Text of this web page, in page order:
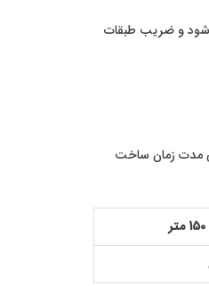
شود و ضریب طبقات
در مجموع 24 قسط تعریف شده است یعنی مدت زمان ساخت
150 متر